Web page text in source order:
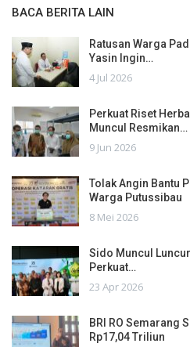
BACA BERITA LAIN
Ratusan Warga
Yasin Ingin…
4 Jul 2026
Perkuat Riset
Muncul Resmikan…
9 Jun 2026
Tolak Angin Bantu
Warga Putussibau
8 Mei 2026
Sido Muncul
Perkuat…
23 Apr 2026
BRI RO Semarang
Rp17,04 Triliun